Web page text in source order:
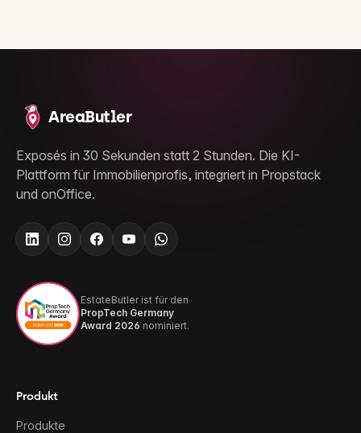
AreaButler
Exposés in 30 Sekunden statt 2 Stunden. Die KI-
Plattform für Immobilienprofis, integriert in Propstack
und onOffice.
EstateButler ist für den
PropTech Germany
Award 2026 nominiert.
Produkt
Produkte